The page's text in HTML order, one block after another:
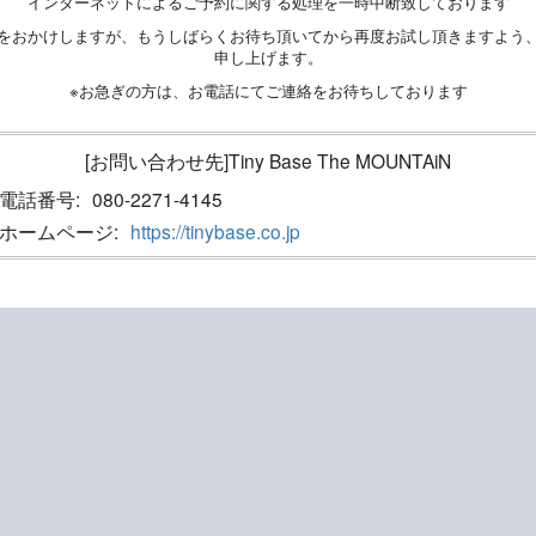
おかけしますが、もうしばらくお待ち頂いてから再度お試し頂きますよう
申し上げます。
※お急ぎの方は、お電話にてご連絡をお待ちしております
[お問い合わせ先]Tiny Base The MOUNTAiN
電話番号: 080-2271-4145
ホームページ: https://tinybase.co.jp